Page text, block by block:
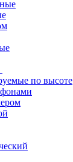
по высоте